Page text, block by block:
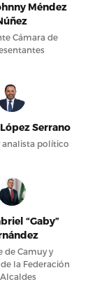
Méndez
Cámara de
Serrano
analista político
“Gaby”
de Camuy y
la Federación